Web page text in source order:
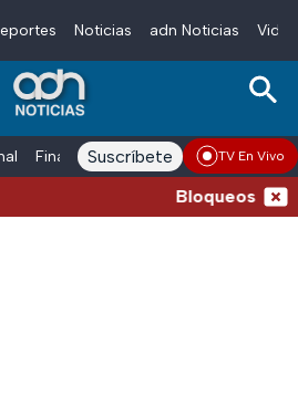
Noticias adn Noticias
Finanzas adn Noticias Radio
Suscríbete TV En Vivo
Bloqueos y